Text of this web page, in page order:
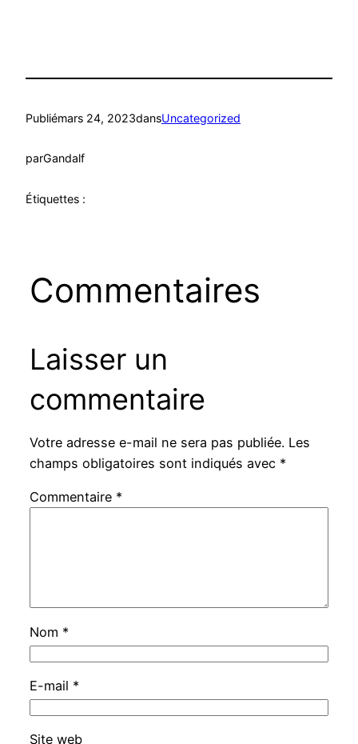
Publiémars 24, 2023dansUncategorized
parGandalf
Étiquettes :
Commentaires
Laisser un
commentaire
Votre adresse e-mail ne sera pas publiée. Les
champs obligatoires sont indiqués avec *
Commentaire *
Nom *
E-mail *
Site web